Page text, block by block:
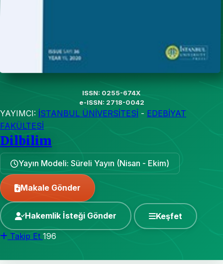
ISSN: 0255-674X
e-ISSN: 2718-0042
YAYIMCI: İSTANBUL ÜNİVERSİTESİ - EDEBİYAT
FAKÜLTESİ
Dilbilim
Yayın Modeli: Süreli Yayın (Nisan - Ekim)
Makale Gönder
Hakemlik İsteği Gönder Keşfet
Takip Et 196